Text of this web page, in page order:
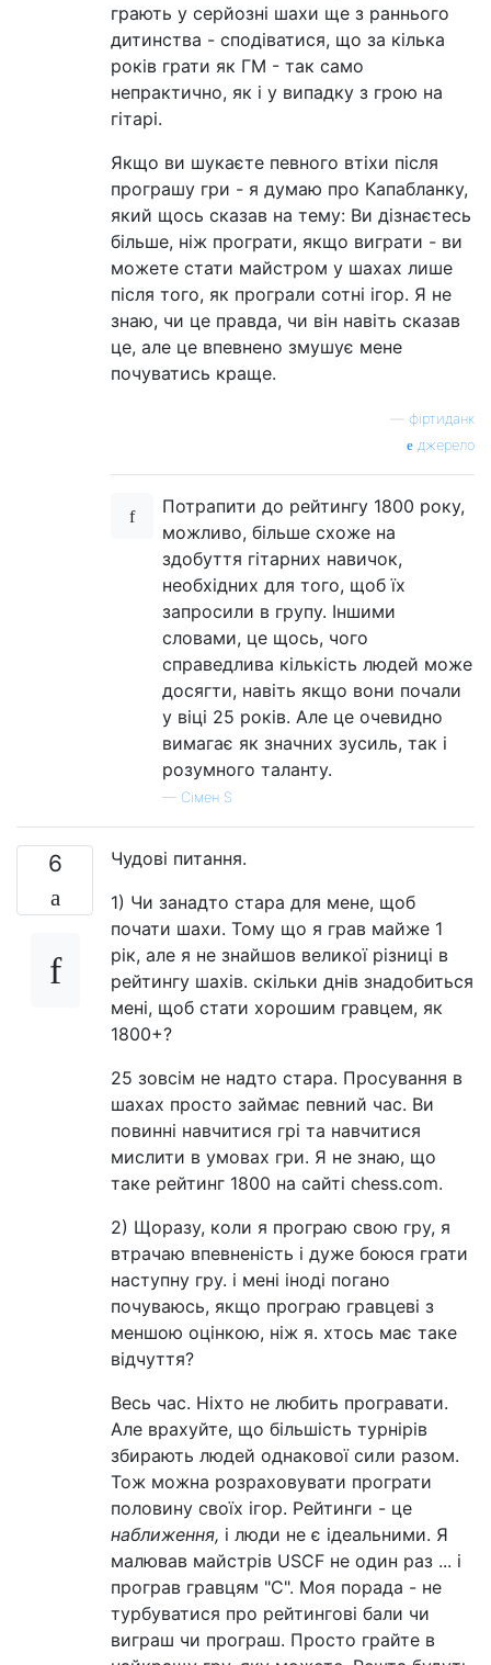
грають у серйозні шахи ще з раннього
дитинства - сподіватися, що за кілька
років грати як ГМ - так само
непрактично, як і у випадку з грою на
гітарі.
Якщо ви шукаєте певного втіхи після
програшу гри - я думаю про Капабланку,
який щось сказав на тему: Ви дізнаєтесь
більше, ніж програти, якщо виграти - ви
можете стати майстром у шахах лише
після того, як програли сотні ігор. Я не
знаю, чи це правда, чи він навіть сказав
це, але це впевнено змушує мене
почуватись краще.
фіртиданк
джерело
Потрапити до рейтингу 1800 року,
можливо, більше схоже на
здобуття гітарних навичок,
необхідних для того, щоб їх
запросили в групу. Іншими
словами, це щось, чого
справедлива кількість людей може
досягти, навіть якщо вони почали
у віці 25 років. Але це очевидно
вимагає як значних зусиль, так і
розумного таланту.
— Сімен S
6
Чудові питання.
1) Чи занадто стара для мене, щоб
почати шахи. Тому що я грав майже 1
рік, але я не знайшов великої різниці в
рейтингу шахів. скільки днів знадобиться
мені, щоб стати хорошим гравцем, як
1800+?
25 зовсім не надто стара. Просування в
шахах просто займає певний час. Ви
повинні навчитися грі та навчитися
мислити в умовах гри. Я не знаю, що
таке рейтинг 1800 на сайті chess.com.
2) Щоразу, коли я програю свою гру, я
втрачаю впевненість і дуже боюся грати
наступну гру. і мені іноді погано
почуваюсь, якщо програю гравцеві з
меншою оцінкою, ніж я. хтось має таке
відчуття?
Весь час. Ніхто не любить програвати.
Але врахуйте, що більшість турнірів
збирають людей однакової сили разом.
Тож можна розраховувати програти
половину своїх ігор. Рейтинги - це
наближення, і люди не є ідеальними. Я
малював майстрів USCF не один раз ... і
програв гравцям "C". Моя порада - не
турбуватися про рейтингові бали чи
виграш чи програш. Просто грайте в